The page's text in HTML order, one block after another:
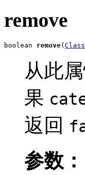
remove
boolean remove( Class
从此
果
返回
参数：